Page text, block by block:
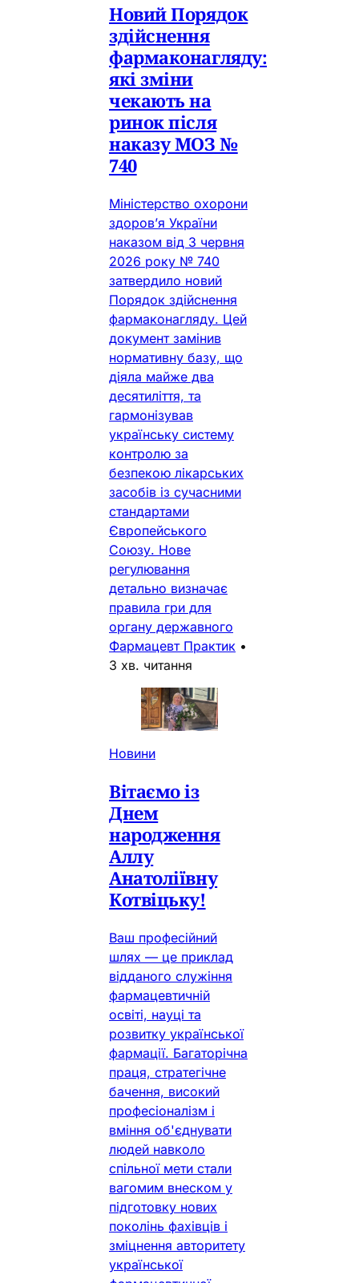
Новий Порядок
здійснення
фармаконагляду:
які зміни
чекають на
ринок після
наказу МОЗ №
740
Міністерство охорони
здоров’я України
наказом від 3 червня
2026 року № 740
затвердило новий
Порядок здійснення
фармаконагляду. Цей
документ замінив
нормативну базу, що
діяла майже два
десятиліття, та
гармонізував
українську систему
контролю за
безпекою лікарських
засобів із сучасними
стандартами
Європейського
Союзу. Нове
регулювання
детально визначає
правила гри для
органу державного
Фармацевт Практик •
3 хв. читання
Новини
Вітаємо із
Днем
народження
Аллу
Анатоліївну
Котвіцьку!
Ваш професійний
шлях — це приклад
відданого служіння
фармацевтичній
освіті, науці та
розвитку української
фармації. Багаторічна
праця, стратегічне
бачення, високий
професіоналізм і
вміння об'єднувати
людей навколо
спільної мети стали
вагомим внеском у
підготовку нових
поколінь фахівців і
зміцнення авторитету
української